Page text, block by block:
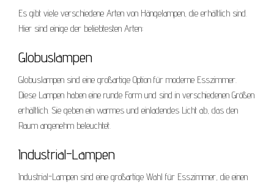
Es gibt viele verschiedene Arten von Hängelampen, die erhältlich sind.
Hier sind einige der beliebtesten Arten:
Globuslampen
Globuslampen sind eine großartige Option für moderne Esszimmer.
Diese Lampen haben eine runde Form und sind in verschiedenen Größen
erhältlich. Sie geben ein warmes und einladendes Licht ab, das den
Raum angenehm beleuchtet.
Industrial-Lampen
Industrial-Lampen sind eine großartige Wahl für Esszimmer, die einen